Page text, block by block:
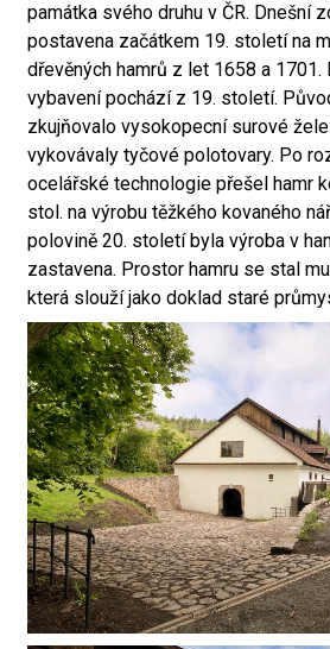
památka svého druhu v ČR. Dnešní
postavena začátkem 19. století na
dřevěných hamrů z let 1658 a 1701.
vybavení pochází z 19. století.
zkujňovalo vysokopecní surové
vykovávaly tyčové polotovary. Po
ocelářské technologie přešel hamr
stol. na výrobu těžkého kovaného
polovině 20. století byla výroba v
zastavena. Prostor hamru se stal
která slouží jako doklad staré